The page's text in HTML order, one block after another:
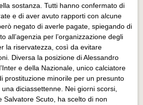
sostanza. Tutti hanno confermato di
e di aver avuto rapporti con alcune
negato di averle pagate, spiegando di
all’agenzia per l’organizzazione degli
la riservatezza, così da evitare
Diversa la posizione di Alessandro
e della Nazionale, unico calciatore
prostituzione minorile per un presunto
diciassettenne. Nei giorni scorsi,
Salvatore Scuto, ha scelto di non